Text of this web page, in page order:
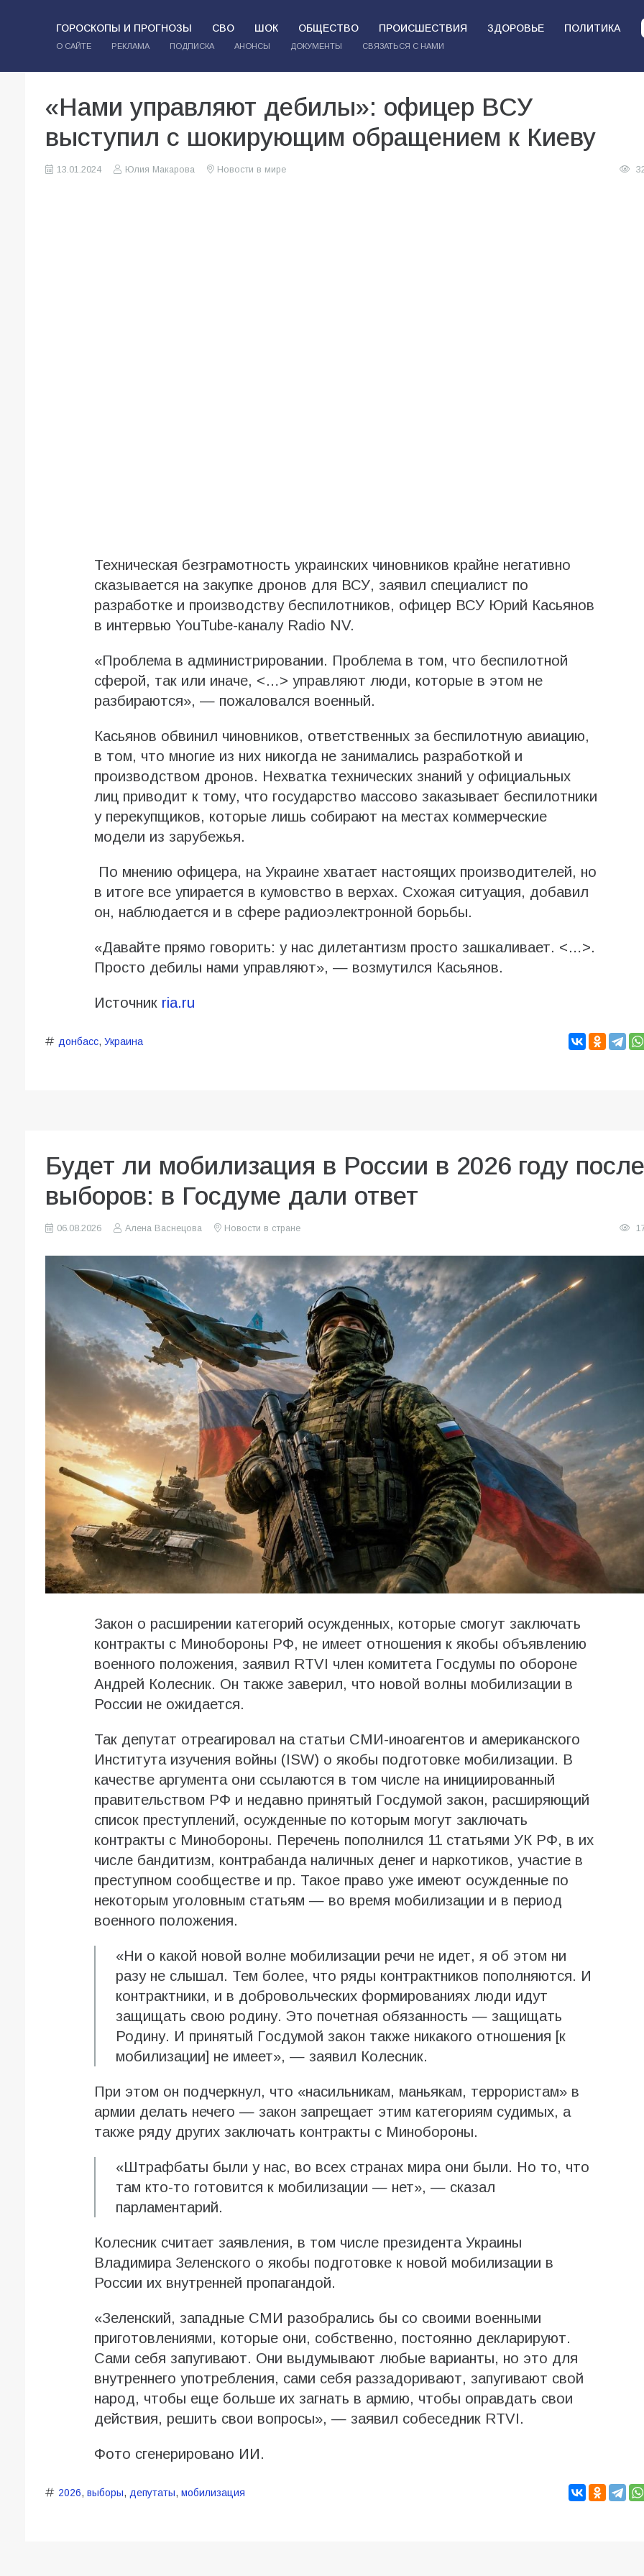
ГОРОСКОПЫ И ПРОГНОЗЫ СВО ШОК ОБЩЕСТВО ПРОИСШЕСТВИЯ ЗДОРОВЬЕ ПОЛИТИКА
О САЙТЕ РЕКЛАМА ПОДПИСКА АНОНСЫ ДОКУМЕНТЫ СВЯЗАТЬСЯ С НАМИ
«Нами управляют дебилы»: офицер ВСУ
выступил с шокирующим обращением к Киеву
13.01.2024 Юлия Макарова Новости в мире
Техническая безграмотность украинских чиновников крайне негативно
сказывается на закупке дронов для ВСУ, заявил специалист по
разработке и производству беспилотников, офицер ВСУ Юрий Касьянов
в интервью YouTube-каналу Radio NV.
«Проблема в администрировании. Проблема в том, что беспилотной
сферой, так или иначе, <…> управляют люди, которые в этом не
разбираются», — пожаловался военный.
Касьянов обвинил чиновников, ответственных за беспилотную авиацию,
в том, что многие из них никогда не занимались разработкой и
производством дронов. Нехватка технических знаний у официальных
лиц приводит к тому, что государство массово заказывает беспилотники
у перекупщиков, которые лишь собирают на местах коммерческие
модели из зарубежья.
По мнению офицера, на Украине хватает настоящих производителей, но
в итоге все упирается в кумовство в верхах. Схожая ситуация, добавил
он, наблюдается и в сфере радиоэлектронной борьбы.
«Давайте прямо говорить: у нас дилетантизм просто зашкаливает. <…>.
Просто дебилы нами управляют», — возмутился Касьянов.
Источник ria.ru
донбасс, Украина
Будет ли мобилизация в России в 2026 году после
выборов: в Госдуме дали ответ
06.08.2026 Алена Васнецова Новости в стране
Закон о расширении категорий осужденных, которые смогут заключать
контракты с Минобороны РФ, не имеет отношения к якобы объявлению
военного положения, заявил RTVI член комитета Госдумы по обороне
Андрей Колесник. Он также заверил, что новой волны мобилизации в
России не ожидается.
Так депутат отреагировал на статьи СМИ-иноагентов и американского
Института изучения войны (ISW) о якобы подготовке мобилизации. В
качестве аргумента они ссылаются в том числе на инициированный
правительством РФ и недавно принятый Госдумой закон, расширяющий
список преступлений, осужденные по которым могут заключать
контракты с Минобороны. Перечень пополнился 11 статьями УК РФ, в их
числе бандитизм, контрабанда наличных денег и наркотиков, участие в
преступном сообществе и пр. Такое право уже имеют осужденные по
некоторым уголовным статьям — во время мобилизации и в период
военного положения.
«Ни о какой новой волне мобилизации речи не идет, я об этом ни
разу не слышал. Тем более, что ряды контрактников пополняются. И
контрактники, и в добровольческих формированиях люди идут
защищать свою родину. Это почетная обязанность — защищать
Родину. И принятый Госдумой закон также никакого отношения [к
мобилизации] не имеет», — заявил Колесник.
При этом он подчеркнул, что «насильникам, маньякам, террористам» в
армии делать нечего — закон запрещает этим категориям судимых, а
также ряду других заключать контракты с Минобороны.
«Штрафбаты были у нас, во всех странах мира они были. Но то, что
там кто-то готовится к мобилизации — нет», — сказал
парламентарий.
Колесник считает заявления, в том числе президента Украины
Владимира Зеленского о якобы подготовке к новой мобилизации в
России их внутренней пропагандой.
«Зеленский, западные СМИ разобрались бы со своими военными
приготовлениями, которые они, собственно, постоянно декларируют.
Сами себя запугивают. Они выдумывают любые варианты, но это для
внутреннего употребления, сами себя раззадоривают, запугивают свой
народ, чтобы еще больше их загнать в армию, чтобы оправдать свои
действия, решить свои вопросы», — заявил собеседник RTVI.
Фото сгенерировано ИИ.
2026, выборы, депутаты, мобилизация